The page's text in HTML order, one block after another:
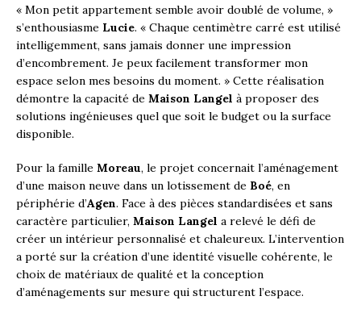
« Mon petit appartement semble avoir doublé de volume, »
s’enthousiasme Lucie. « Chaque centimètre carré est utilisé
intelligemment, sans jamais donner une impression
d’encombrement. Je peux facilement transformer mon
espace selon mes besoins du moment. » Cette réalisation
démontre la capacité de Maison Langel à proposer des
solutions ingénieuses quel que soit le budget ou la surface
disponible.
Pour la famille Moreau, le projet concernait l’aménagement
d’une maison neuve dans un lotissement de Boé, en
périphérie d’Agen. Face à des pièces standardisées et sans
caractère particulier, Maison Langel a relevé le défi de
créer un intérieur personnalisé et chaleureux. L’intervention
a porté sur la création d’une identité visuelle cohérente, le
choix de matériaux de qualité et la conception
d’aménagements sur mesure qui structurent l’espace.